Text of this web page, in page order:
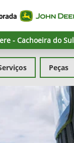
- Cachoeira do Sul
Peças